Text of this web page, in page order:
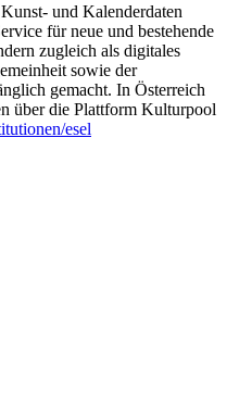
und Kalenderdaten
für neue und bestehende
zugleich als digitales
sowie der
gemacht. In Österreich
über die Plattform Kulturpool
esel